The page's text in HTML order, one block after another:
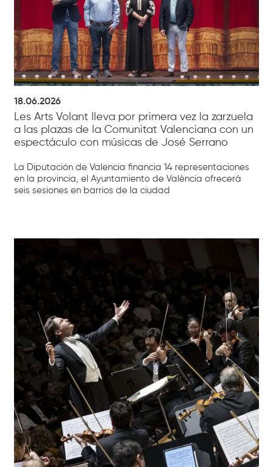
18.06.2026
Les Arts Volant lleva por primera vez la zarzuela
a las plazas de la Comunitat Valenciana con un
espectáculo con músicas de José Serrano
La Diputación de Valencia financia 14 representaciones
en la provincia, el Ayuntamiento de València ofrecerá
seis sesiones en barrios de la ciudad